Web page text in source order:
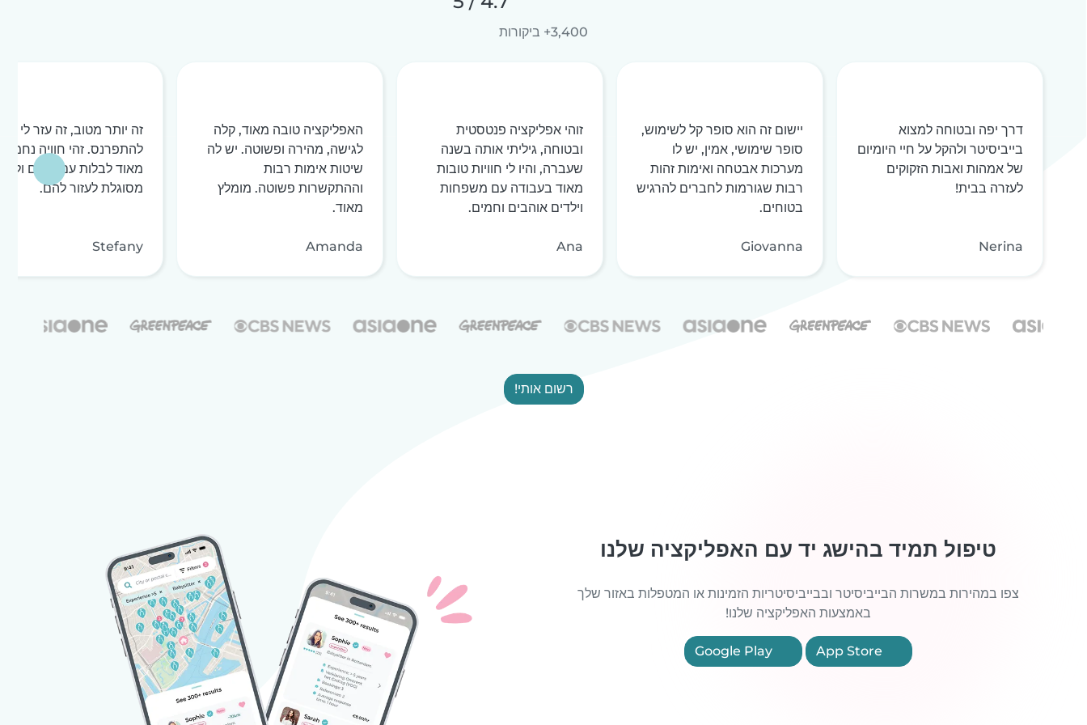
3,400+ ביקורות
דרך יפה ובטוחה למצוא
בייביסיטר ולהקל על חיי היומיום
של אמהות ואבות הזקוקים
לעזרה בבית!
Nerina
יישום זה הוא סופר קל לשימוש,
סופר שימושי, אמין, יש לו
מערכות אבטחה ואימות זהות
רבות שגורמות לחברים להרגיש
בטוחים.
Giovanna
זוהי אפליקציה פנטסטית
ובטוחה, גיליתי אותה בשנה
שעברה, והיו לי חוויות טובות
מאוד בעבודה עם משפחות
וילדים אוהבים וחמים.
Ana
האפליקציה טובה מאוד, קלה
לגישה, מהירה ופשוטה. יש לה
שיטות אימות רבות
וההתקשרות פשוטה. מומלץ
מאוד.
Amanda
זה יותר מטוב, זה עזר לי
להתפרנס. זהי חוויה
מאוד לבלות עם ילדים
מסוגלת לעזור להם.
Stefany
רשום אותי!
טיפול תמיד בהישג יד עם האפליקציה שלנו
צפו במהירות במשרות הבייביסיטר ובבייביסיטריות הזמינות או המטפלות באזור שלך
באמצעות האפליקציה שלנו!